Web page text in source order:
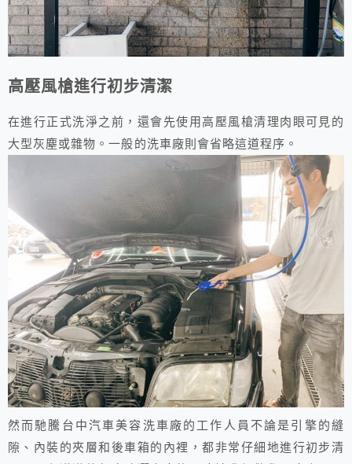
高壓風槍進行初步清潔
在進行正式洗淨之前，還會先使用高壓風槍清理肉眼可見的
大型灰塵或雜物。一般的洗車廠則會省略這道程序。
然而馳騰台中汽車美容洗車廠的工作人員不論是引擎的縫
隙、內裝的夾層和後車箱的內裡，都非常仔細地進行初步清